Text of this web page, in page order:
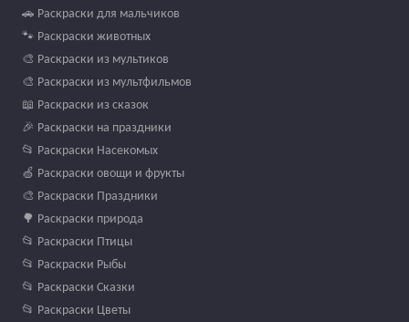
🚗 Раскраски для мальчиков
🐾 Раскраски животных
🎨 Раскраски из мультиков
🎨 Раскраски из мультфильмов
📖 Раскраски из сказок
🎉 Раскраски на праздники
📂 Раскраски Насекомых
🍏 Раскраски овощи и фрукты
🎨 Раскраски Праздники
🌳 Раскраски природа
📂 Раскраски Птицы
📂 Раскраски Рыбы
📂 Раскраски Сказки
📂 Раскраски Цветы